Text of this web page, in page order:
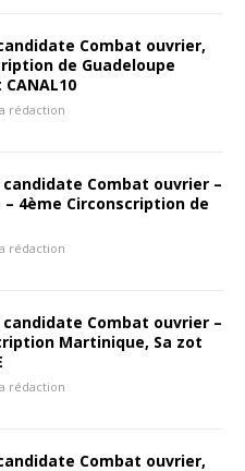
candidate Combat ouvrier,
de Guadeloupe
rédaction
candidate Combat ouvrier –
4ème Circonscription de
rédaction
candidate Combat ouvrier –
Martinique, Sa zot
rédaction
candidate Combat ouvrier,